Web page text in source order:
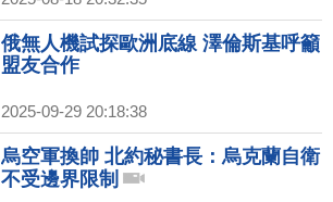
俄無人機試探歐洲底線 澤倫斯基呼籲
盟友合作
2025-09-29 20:18:38
烏空軍換帥 北約秘書長：烏克蘭自衛
不受邊界限制